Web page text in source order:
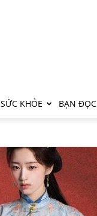
SỨC KHỎE BẠN ĐỌC